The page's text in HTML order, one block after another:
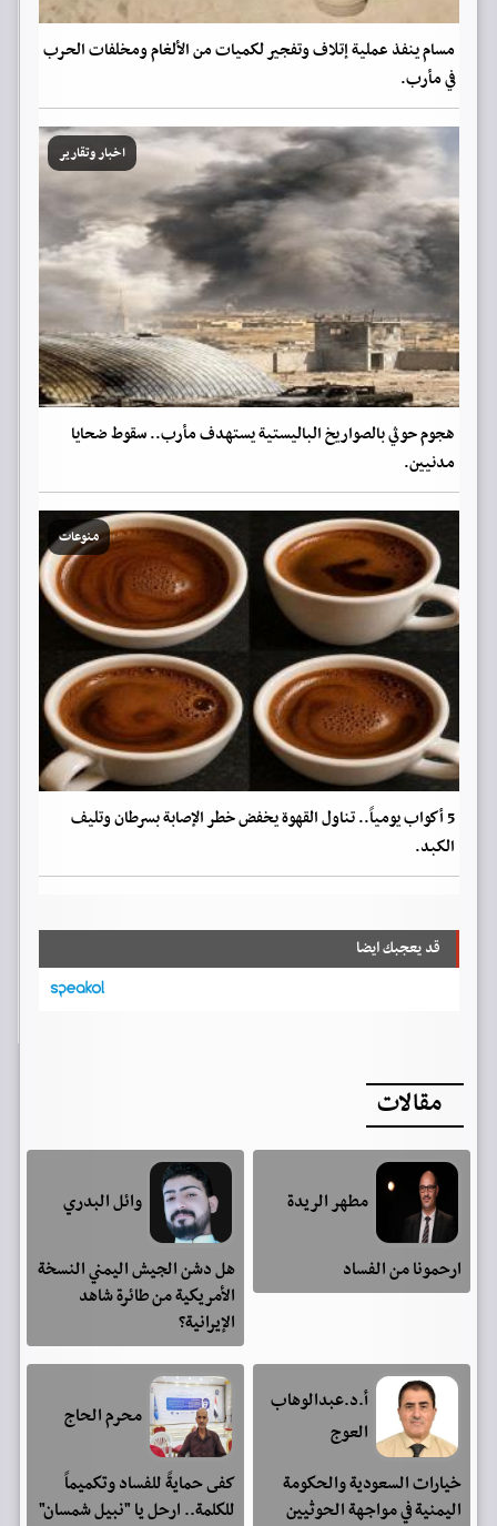
مسام ينفذ عملية إتلاف وتفجير لكميات من الألغام ومخلفات الحرب
في مأرب.
اخبار وتقارير
هجوم حوثي بالصواريخ الباليستية يستهدف مأرب.. سقوط ضحايا
مدنيين.
منوعات
5 أكواب يومياً.. تناول القهوة يخفض خطر الإصابة بسرطان وتليف
الكبد.
قد يعجبك ايضا
مقالات
مطهر الريدة
ارحمونا من الفساد
وائل البدري
هل دشن الجيش اليمني النسخة
الأمريكية من طائرة شاهد
الإيرانية؟
أ.د.عبدالوهاب
العوج
خيارات السعودية والحكومة
اليمنية في مواجهة الحوثيين
محرم الحاج
كفى حمايةً للفساد وتكميماً
للكلمة.. ارحل يا "نبيل شمسان"